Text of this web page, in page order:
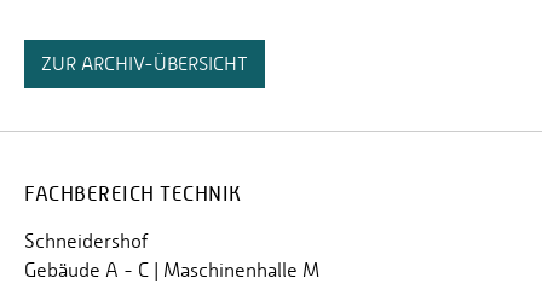
ZUR ARCHIV-ÜBERSICHT
FACHBEREICH TECHNIK
Schneidershof
Gebäude A - C | Maschinenhalle M